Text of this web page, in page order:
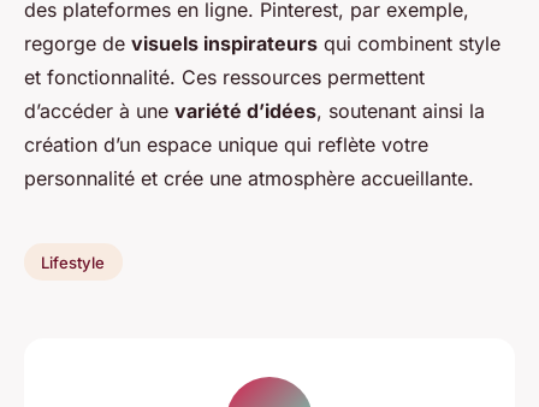
des plateformes en ligne. Pinterest, par exemple,
regorge de visuels inspirateurs qui combinent style
et fonctionnalité. Ces ressources permettent
d’accéder à une variété d’idées, soutenant ainsi la
création d’un espace unique qui reflète votre
personnalité et crée une atmosphère accueillante.
Lifestyle